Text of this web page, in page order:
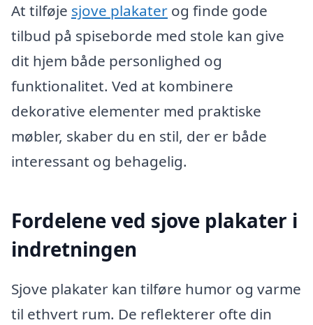
At tilføje sjove plakater og finde gode
tilbud på spiseborde med stole kan give
dit hjem både personlighed og
funktionalitet. Ved at kombinere
dekorative elementer med praktiske
møbler, skaber du en stil, der er både
interessant og behagelig.
Fordelene ved sjove plakater i
indretningen
Sjove plakater kan tilføre humor og varme
til ethvert rum. De reflekterer ofte din